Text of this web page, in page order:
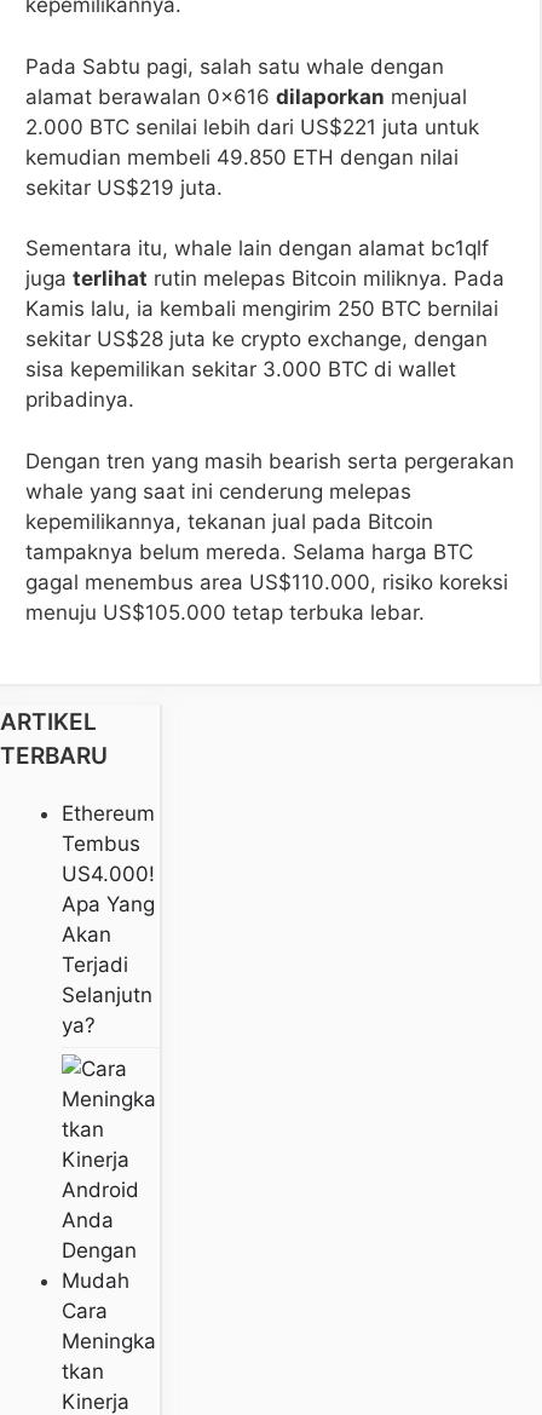
kepemilikannya.
Pada Sabtu pagi, salah satu whale dengan
alamat berawalan 0x616 dilaporkan menjual
2.000 BTC senilai lebih dari US$221 juta untuk
kemudian membeli 49.850 ETH dengan nilai
sekitar US$219 juta.
Sementara itu, whale lain dengan alamat bc1qlf
juga terlihat rutin melepas Bitcoin miliknya. Pada
Kamis lalu, ia kembali mengirim 250 BTC bernilai
sekitar US$28 juta ke crypto exchange, dengan
sisa kepemilikan sekitar 3.000 BTC di wallet
pribadinya.
Dengan tren yang masih bearish serta pergerakan
whale yang saat ini cenderung melepas
kepemilikannya, tekanan jual pada Bitcoin
tampaknya belum mereda. Selama harga BTC
gagal menembus area US$110.000, risiko koreksi
menuju US$105.000 tetap terbuka lebar.
ARTIKEL
TERBARU
Ethereum
Tembus
US4.000!
Apa Yang
Akan
Terjadi
Selanjutn
Ya?
Cara
Meningka
Tkan
Kinerja